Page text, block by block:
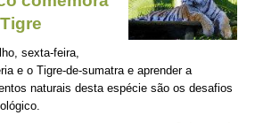
sexta-feira,
e o Tigre-de-sumatra e aprender a
naturais desta espécie são os desafios